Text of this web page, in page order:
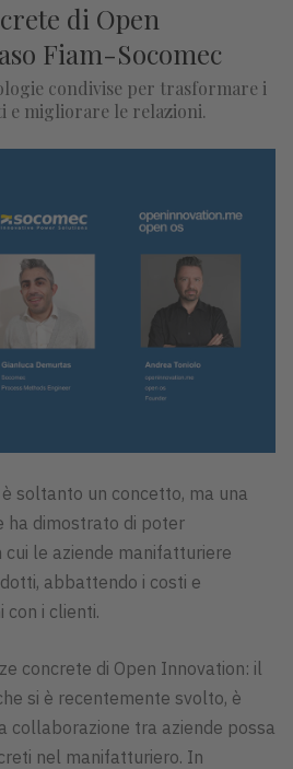
di Open
Fiam-Socomec
condivise per trasformare i
e migliorare le relazioni.
è soltanto un concetto, ma una
ha dimostrato di poter
cui le aziende manifatturiere
abbattendo i costi e
con i clienti.
concrete di Open Innovation: il
si è recentemente svolto, è
collaborazione tra aziende possa
nel manifatturiero. In